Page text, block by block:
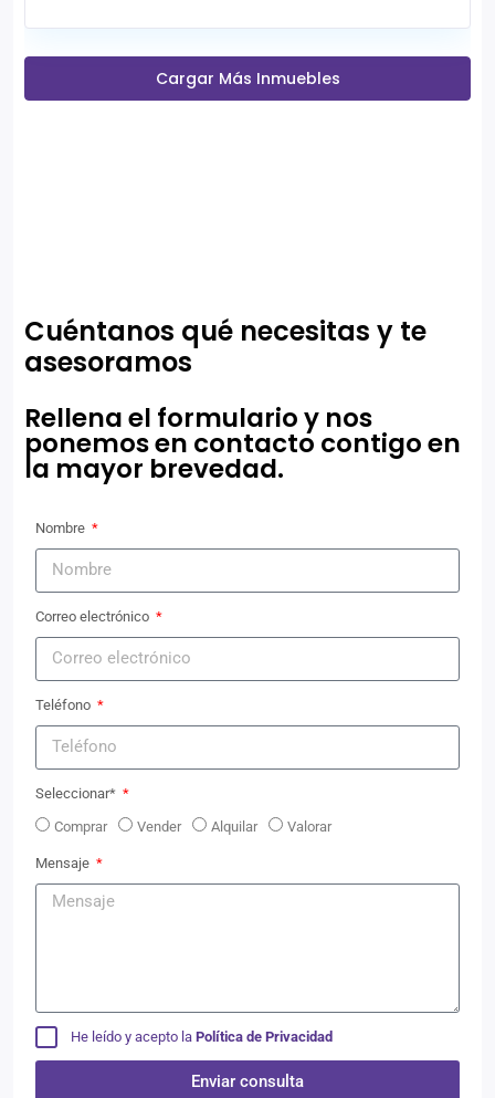
Cargar Más Inmuebles
Cuéntanos qué necesitas y te
asesoramos
Rellena el formulario y nos
ponemos en contacto contigo en
la mayor brevedad.
Nombre
Correo electrónico
Teléfono
Seleccionar*
Comprar
Vender Alquilar Valorar
Mensaje
He leído y acepto la Política de Privacidad
Enviar consulta